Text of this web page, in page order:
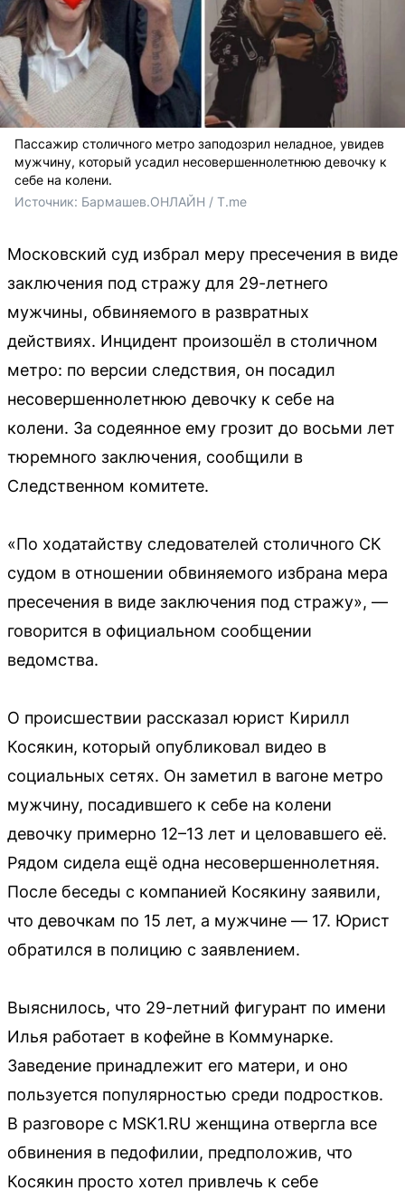
Пассажир столичного метро заподозрил неладное, увидев
мужчину, который усадил несовершеннолетнюю девочку к
себе на колени.
Источник: Бармашев.ОНЛАЙН / T.me
Московский суд избрал меру пресечения в виде
заключения под стражу для 29-летнего
мужчины, обвиняемого в развратных
действиях. Инцидент произошёл в столичном
метро: по версии следствия, он посадил
несовершеннолетнюю девочку к себе на
колени. За содеянное ему грозит до восьми лет
тюремного заключения, сообщили в
Следственном комитете.
«По ходатайству следователей столичного СК
судом в отношении обвиняемого избрана мера
пресечения в виде заключения под стражу», —
говорится в официальном сообщении
ведомства.
О происшествии рассказал юрист Кирилл
Косякин, который опубликовал видео в
социальных сетях. Он заметил в вагоне метро
мужчину, посадившего к себе на колени
девочку примерно 12–13 лет и целовавшего её.
Рядом сидела ещё одна несовершеннолетняя.
После беседы с компанией Косякину заявили,
что девочкам по 15 лет, а мужчине — 17. Юрист
обратился в полицию с заявлением.
Выяснилось, что 29-летний фигурант по имени
Илья работает в кофейне в Коммунарке.
Заведение принадлежит его матери, и оно
пользуется популярностью среди подростков.
В разговоре с MSK1.RU женщина отвергла все
обвинения в педофилии, предположив, что
Косякин просто хотел привлечь к себе